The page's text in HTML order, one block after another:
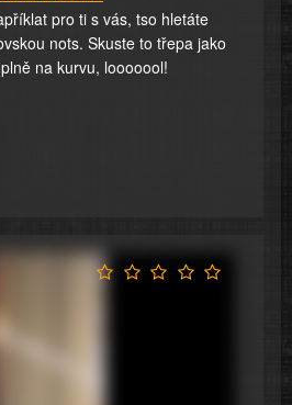
pro ti s vás, tso hletáte
nots. Skuste to třepa jako
na kurvu, looooool!